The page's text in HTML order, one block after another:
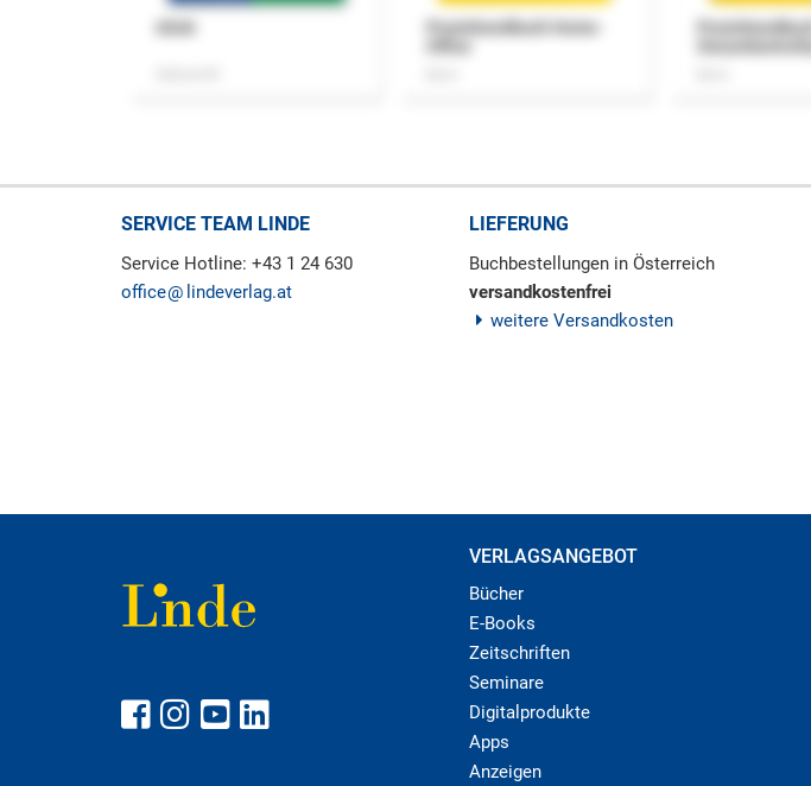
Praxishandbuch Home-
Praxishandbuch
SERVICE TEAM LINDE
Service Hotline: +43 1 24 630
office
lindeverlag.at
LIEFERUNG
Buchbestellungen in Österreich
versandkostenfrei
weitere Versandkosten
VERLAGSANGEBOT
Bücher
E-Books
Zeitschriften
Seminare
Digitalprodukte
Apps
Anzeigen